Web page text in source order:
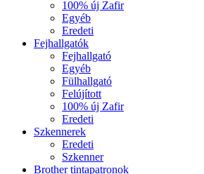
100% új Zafir
Egyéb
Eredeti
Fejhallgatók
Fejhallgató
Egyéb
Fülhallgató
Felújított
100% új Zafir
Eredeti
Szkennerek
Eredeti
Szkenner
Brother tintapatronok